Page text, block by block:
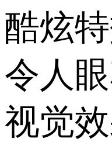
酷炫
令人
视觉